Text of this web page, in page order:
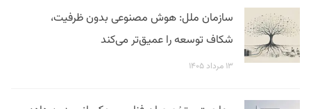
سازمان ملل: هوش مصنوعی بدون ظرفیت،
شکاف توسعه را عمیق‌تر می‌کند
۱۳ مرداد ۱۴۰۵